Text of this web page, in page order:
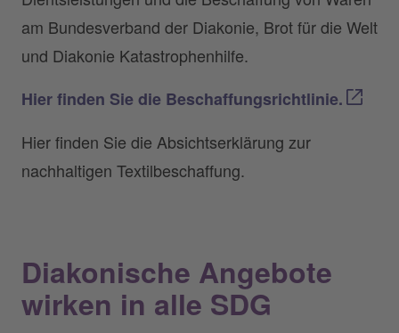
am Bundesverband der Diakonie, Brot für die Welt
und Diakonie Katastrophenhilfe.
Hier finden Sie die Beschaffungsrichtlinie.
Hier finden Sie die Absichtserklärung zur
nachhaltigen Textilbeschaffung.
Diakonische Angebote
wirken in alle SDG